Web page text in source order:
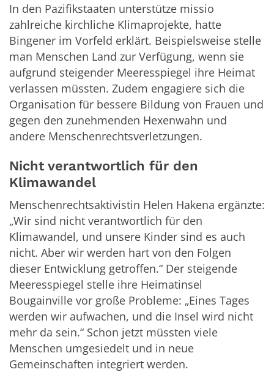
In den Pazifikstaaten unterstütze missio
zahlreiche kirchliche Klimaprojekte, hatte
Bingener im Vorfeld erklärt. Beispielsweise stelle
man Menschen Land zur Verfügung, wenn sie
aufgrund steigender Meeresspiegel ihre Heimat
verlassen müssten. Zudem engagiere sich die
Organisation für bessere Bildung von Frauen und
gegen den zunehmenden Hexenwahn und
andere Menschenrechtsverletzungen.
Nicht verantwortlich für den
Klimawandel
Menschenrechtsaktivistin Helen Hakena ergänzte:
„Wir sind nicht verantwortlich für den
Klimawandel, und unsere Kinder sind es auch
nicht. Aber wir werden hart von den Folgen
dieser Entwicklung getroffen.“ Der steigende
Meeresspiegel stelle ihre Heimatinsel
Bougainville vor große Probleme: „Eines Tages
werden wir aufwachen, und die Insel wird nicht
mehr da sein.“ Schon jetzt müssten viele
Menschen umgesiedelt und in neue
Gemeinschaften integriert werden.